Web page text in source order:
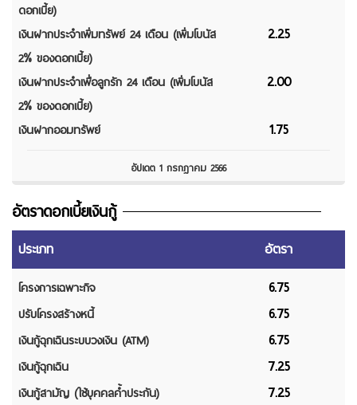
ดอกเบี้ย)
เงินฝากประจำเพิ่มทรัพย์ 24 เดือน (เพิ่มโบนัส
2% ของดอกเบี้ย)
2.25
เงินฝากประจำเพื่อลูกรัก 24 เดือน (เพิ่มโบนัส
2% ของดอกเบี้ย)
2.00
เงินฝากออมทรัพย์ 1.75
อัปเดต 1 กรกฎาคม 2566
อัตราดอกเบี้ยเงินกู้
ประเภท อัตรา
โครงการเฉพาะกิจ 6.75
ปรับโครงสร้างหนี้ 6.75
เงินกู้ฉุกเฉินระบบวงเงิน (ATM) 6.75
เงินกู้ฉุกเฉิน 7.25
เงินกู้สามัญ (ใช้บุคคลค้ำประกัน) 7.25